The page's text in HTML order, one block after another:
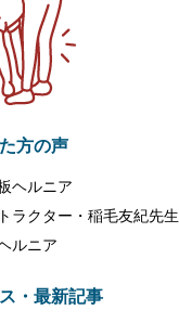
方の声
ヘルニア
ラクター・稲毛友紀先生
ルニア
・最新記事